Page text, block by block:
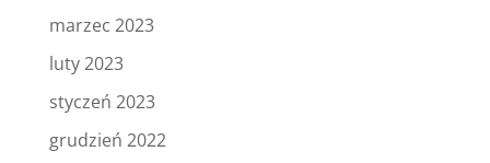
marzec 2023
luty 2023
styczeń 2023
grudzień 2022